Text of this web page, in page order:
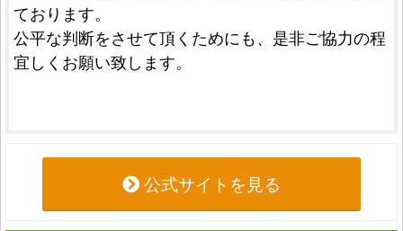
ております。
公平な判断をさせて頂くためにも、是非ご協力の程
宜しくお願い致します。
公式サイトを見る